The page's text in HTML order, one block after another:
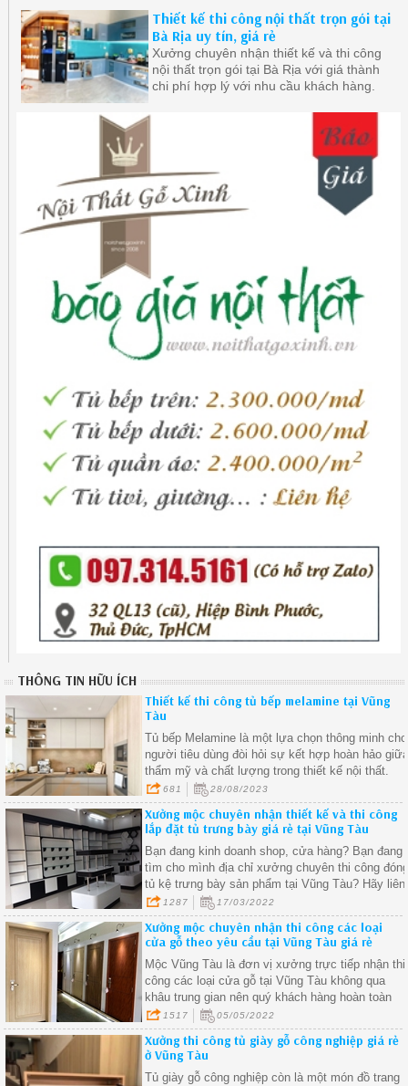
Thiết kế thi công nội thất trọn gói tại
Bà Rịa uy tín, giá rẻ
Xưởng chuyên nhận thiết kế và thi công
nội thất trọn gói tại Bà Rịa với giá thành
chi phí hợp lý với nhu cầu khách hàng.
THÔNG TIN HỮU ÍCH
Thiết kế thi công tủ bếp melamine tại Vũng
Tàu
Tủ bếp Melamine là một lựa chọn thông minh cho
người tiêu dùng đòi hỏi sự kết hợp hoàn hảo
thẩm mỹ và chất lượng trong thiết kế nội thất.
681 28/08/2023
Xưởng mộc chuyên nhận thiết kế và thi công
lắp đặt tủ trưng bày giá rẻ tại Vũng Tàu
Bạn đang kinh doanh shop, cửa hàng? Bạn đang
tìm cho mình địa chỉ xưởng chuyên thi công
tủ kệ trưng bày sản phẩm tại Vũng Tàu? Hãy liên
hệ với Xưởng Mộc Vũng Tàu ngay để nhận được
những ưu đãi tôt nhất.
1287 17/03/2022
Xưởng mộc chuyên nhận thi công các loại
cửa gỗ theo yêu cầu tại Vũng Tàu giá rẻ
Mộc Vũng Tàu là đơn vị xưởng trực tiếp nhận thi
công các loại cửa gỗ tại Vũng Tàu không qua
khâu trung gian nên quý khách hàng hoàn toàn
yên tâm về chất lượng sản phẩm cũng như giá
cả sẽ tốt nhất trên thị trường tại nơi bạn đang
sinh sống.
1517 05/05/2022
Xưởng thi công tủ giày gỗ công nghiệp giá rẻ
ở Vũng Tàu
Tủ giày gỗ công nghiệp còn là một món đồ trang